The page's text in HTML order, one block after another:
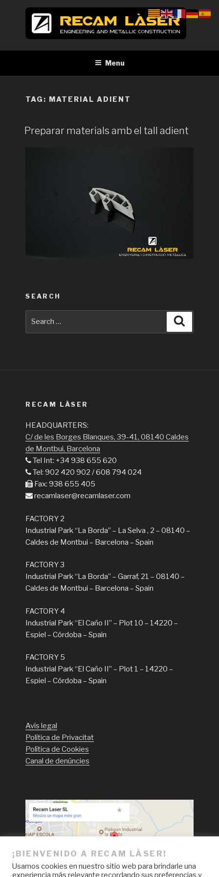
RECAM LÀSER
Menu
TAG: MATERIAL ADIENT
Preparar materials amb el tall adient
SEARCH
RECAM LÀSER
HEADQUARTERS:
C/ de les Borges Blanques, 39-41, 08140 Caldes
de Montbui, Barcelona
Tel Int: +34 938 655 620
Tel: 902 420 902 / 608 794 024
Fax: 938 655 405
recamlaser@recamlaser.com
FACTORY 2
Industrial Park “La Borda” – La Selva , 2 – 08140 –
Caldes de Montbui – Barcelona – Spain
FACTORY 3
Industrial Park “La Borda” – Garraf, 21 – 08140 –
Caldes de Montbui – Barcelona – Spain
FACTORY 4
Industrial Park “El Caño II” – Plot 10 – 14220 –
Espiel – Córdoba – Spain
FACTORY 5
Industrial Park “El Caño II” – Plot 1 – 14220 –
Espiel – Córdoba – Spain
Avís legal
Política de Privacitat
Política de Cookies
Canal de denúncies
¡BIENVENIDO A RECAM LÀSER!
Usamos cookies en nuestro sitio web para brindarle una
experiencia más relevante recordando sus preferencias y